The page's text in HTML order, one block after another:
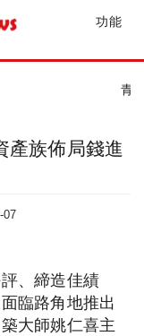
功能
產族佈局錢進
07
、締造佳績
臨路角地推出
大師姚仁喜主